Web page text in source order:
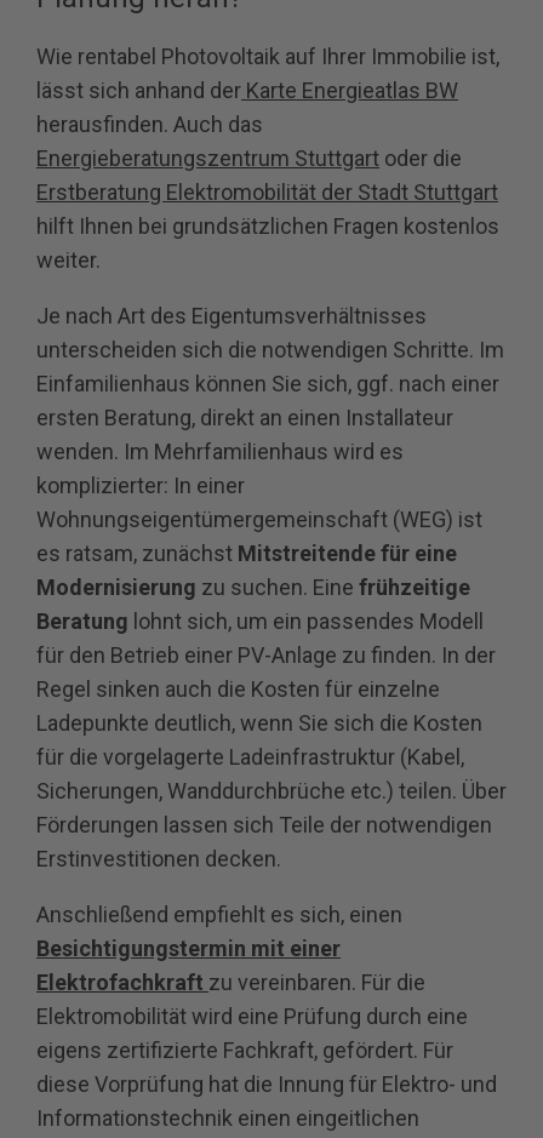
Wie rentabel Photovoltaik auf Ihrer Immobilie ist,
lässt sich anhand der Karte Energieatlas BW
herausfinden. Auch das
Energieberatungszentrum Stuttgart oder die
Erstberatung Elektromobilität der Stadt Stuttgart
hilft Ihnen bei grundsätzlichen Fragen kostenlos
weiter.
Je nach Art des Eigentumsverhältnisses
unterscheiden sich die notwendigen Schritte. Im
Einfamilienhaus können Sie sich, ggf. nach einer
ersten Beratung, direkt an einen Installateur
wenden. Im Mehrfamilienhaus wird es
komplizierter: In einer
Wohnungseigentümergemeinschaft (WEG) ist
es ratsam, zunächst Mitstreitende für eine
Modernisierung zu suchen. Eine frühzeitige
Beratung lohnt sich, um ein passendes Modell
für den Betrieb einer PV-Anlage zu finden. In der
Regel sinken auch die Kosten für einzelne
Ladepunkte deutlich, wenn Sie sich die Kosten
für die vorgelagerte Ladeinfrastruktur (Kabel,
Sicherungen, Wanddurchbrüche etc.) teilen. Über
Förderungen lassen sich Teile der notwendigen
Erstinvestitionen decken.
Anschließend empfiehlt es sich, einen
Besichtigungstermin mit einer
Elektrofachkraft zu vereinbaren. Für die
Elektromobilität wird eine Prüfung durch eine
eigens zertifizierte Fachkraft, gefördert. Für
diese Vorprüfung hat die Innung für Elektro- und
Informationstechnik einen eingeitlichen